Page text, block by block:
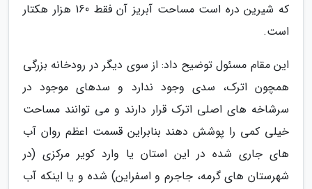
که شیرین دره است مساحت آبریز آن فقط 160 هزار هکتار
است.
این مقام مسئول توضیح داد: از سوی دیگر در رودخانه بزرگی
همچون اترک، سدی وجود ندارد و سدهای موجود در
سرشاخه های اصلی اترک قرار دارند و می توانند مساحت
خیلی کمی را پوشش دهند بنابراین قسمت اعظم روان آب
های جاری شده در این استان یا وارد کویر مرکزی (در
شهرستان های گرمه، جاجرم و اسفراین) شده و یا اینکه آب